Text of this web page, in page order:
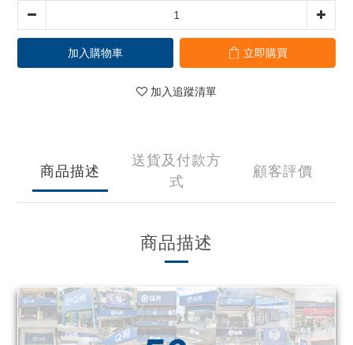
加入購物車 立即購買
加入追蹤清單
商品描述
送貨及付款方
式
顧客評價
商品描述